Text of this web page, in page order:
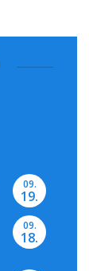
09.
19.
09.
18.